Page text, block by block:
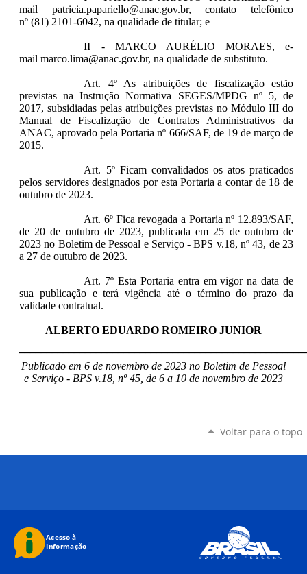
mail patricia.papariello@anac.gov.br, contato telefônico
nº (81) 2101-6042, na qualidade de titular; e
II - MARCO AURÉLIO MORAES, e-
mail marco.lima@anac.gov.br, na qualidade de substituto.
Art. 4º As atribuições de fiscalização estão
previstas na Instrução Normativa SEGES/MPDG nº 5, de
2017, subsidiadas pelas atribuições previstas no Módulo III do
Manual de Fiscalização de Contratos Administrativos da
ANAC, aprovado pela Portaria nº 666/SAF, de 19 de março de
2015.
Art. 5º Ficam convalidados os atos praticados
pelos servidores designados por esta Portaria a contar de 18 de
outubro de 2023.
Art. 6º Fica revogada a Portaria nº 12.893/SAF,
de 20 de outubro de 2023, publicada em 25 de outubro de
2023 no Boletim de Pessoal e Serviço - BPS v.18, nº 43, de 23
a 27 de outubro de 2023.
Art. 7º Esta Portaria entra em vigor na data de
sua publicação e terá vigência até o término do prazo da
validade contratual.
ALBERTO EDUARDO ROMEIRO JUNIOR
Publicado em 6 de novembro de 2023 no Boletim de Pessoal
e Serviço - BPS v.18, nº 45, de 6 a 10 de novembro de 2023
Voltar para o topo